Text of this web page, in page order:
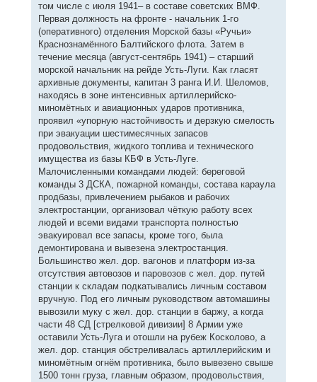
том числе с июля 1941– в составе советских ВМФ.
Первая должность на фронте - начальник 1-го
(оперативного) отделения Морской базы «Ручьи»
Краснознамённого Балтийского флота. Затем в
течение месяца (август-сентябрь 1941) – старший
морской начальник на рейде Усть-Луги. Как гласят
архивные документы, капитан 3 ранга И.И. Шеломов,
находясь в зоне интенсивных артиллерийско-
миномётных и авиационных ударов противника,
проявил «упорную настойчивость и дерзкую смелость
при эвакуации шестимесячных запасов
продовольствия, жидкого топлива и технического
имущества из базы КБФ в Усть-Луге.
Малочисленными командами людей: береговой
команды 3 ДСКА, пожарной команды, состава караула
продбазы, привлечением рыбаков и рабочих
электростанции, организовал чёткую работу всех
людей и всеми видами транспорта полностью
эвакуировал все запасы, кроме того, была
демонтирована и вывезена электростанция.
Большинство жел. дор. вагонов и платформ из-за
отсутствия автовозов и паровозов с жел. дор. путей
станции к складам подкатывались личным составом
вручную. Под его личным руководством автомашины
вывозили муку с жел. дор. станции в баржу, а когда
части 48 СД [стрелковой дивизии] 8 Армии уже
оставили Усть-Луга и отошли на рубеж Косколово, а
жел. дор. станция обстреливалась артиллерийским и
миномётным огнём противника, было вывезено свыше
1500 тонн груза, главным образом, продовольствия,